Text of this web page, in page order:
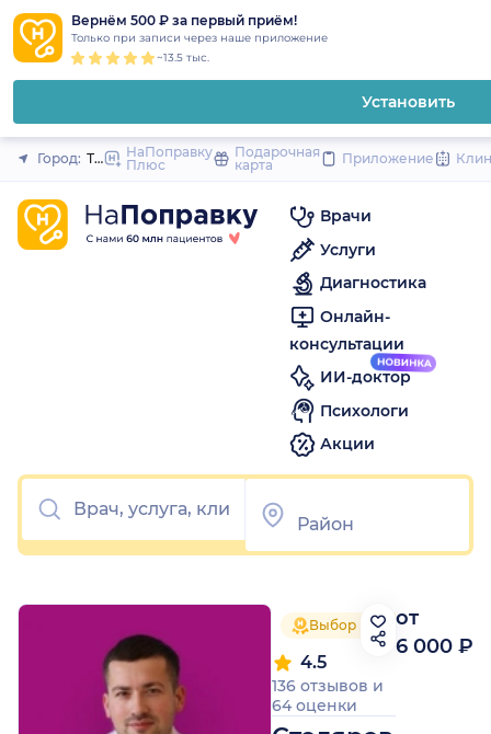
Вернём 500 ₽ за первый приём!
Только при записи через наше приложение
~13.5 тыс.
Установить
Закрыть
Город: ТверьНаПоправку
Плюс
Подарочная
карта
Приложение
Врачи
Услуги
Диагностика
Онлайн-
консультации
ИИ-доктор
Психологи
Акции
Выбор пациентов 2025
4.5
136 отзывов и
64 оценки
от
6 000 ₽